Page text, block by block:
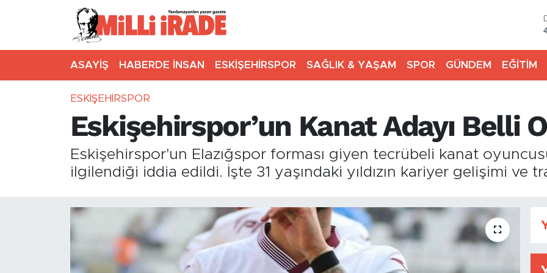
ASAYİŞ HABERDE İNSAN ESKİŞEHİRSPOR SAĞLIK & YAŞAM SPOR GÜNDEM EĞİTİM
ESKİŞEHİRSPOR
Eskişehirspor’un Kanat Adayı Belli
Eskişehirspor'un Elazığspor forması giyen tecrübeli kanat
ilgilendiği iddia edildi. İşte 31 yaşındaki yıldızın kariyer gelişimi ve